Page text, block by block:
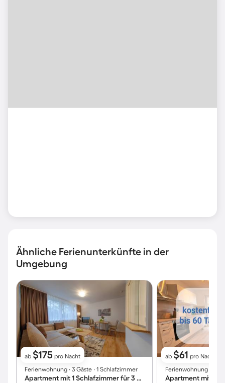
Ähnliche Ferienunterkünfte in der
Umgebung
ab $175 pro Nacht
Ferienwohnung ∙ 3 Gäste ∙ 1 Schlafzimmer
Apartment mit 1 Schlafzimmer für 3 Personen
ab $61 pro Nacht
Ferienwohnung ∙ 4
Apartment mit